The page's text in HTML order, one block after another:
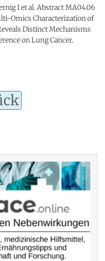
I et al. Abstract MA04.06
Omics Characterization of
Distinct Mechanisms
on Lung Cancer.